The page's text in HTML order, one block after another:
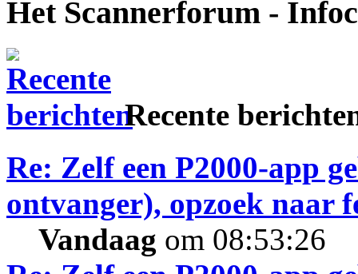
Het Scannerforum -
Recente
Re: Zelf een P2000-app
ontvanger), opzoek naar
Vandaag om 08:53:26